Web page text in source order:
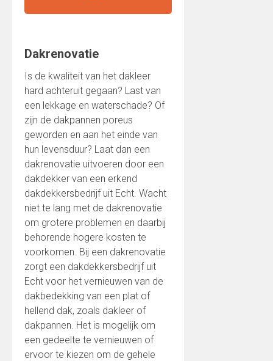
Dakrenovatie
Is de kwaliteit van het dakleer
hard achteruit gegaan? Last van
een lekkage en waterschade? Of
zijn de dakpannen poreus
geworden en aan het einde van
hun levensduur? Laat dan een
dakrenovatie uitvoeren door een
dakdekker van een erkend
dakdekkersbedrijf uit Echt. Wacht
niet te lang met de dakrenovatie
om grotere problemen en daarbij
behorende hogere kosten te
voorkomen. Bij een dakrenovatie
zorgt een dakdekkersbedrijf uit
Echt voor het vernieuwen van de
dakbedekking van een plat of
hellend dak, zoals dakleer of
dakpannen. Het is mogelijk om
een gedeelte te vernieuwen of
ervoor te kiezen om de gehele